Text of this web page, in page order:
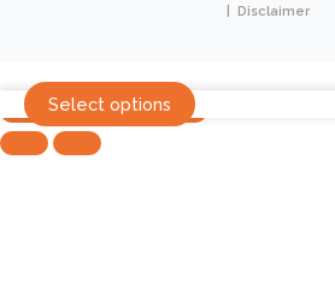
| Disclaimer
Select options